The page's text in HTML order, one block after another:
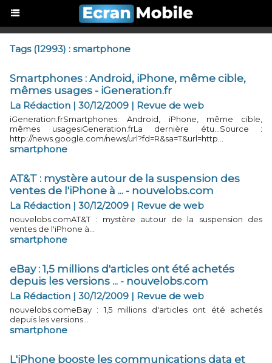
Tags (12993) : smartphone
Smartphones : Android, iPhone, même cible,
mêmes usages - iGeneration.fr
La Rédaction | 30/12/2009 | Revue de web
iGeneration.frSmartphones: Android, iPhone, même cible,
mêmes usagesiGeneration.frLa dernière étu...Source :
http://news.google.com/news/url?fd=R&sa=T&url=http...
smartphone
AT&T : mystère autour de la suspension des
ventes de l'iPhone à ... - nouvelobs.com
La Rédaction | 30/12/2009 | Revue de web
nouvelobs.comAT&T : mystère autour de la suspension des
ventes de l'iPhone à...
smartphone
eBay : 1,5 millions d'articles ont été achetés
depuis les versions ... - nouvelobs.com
La Rédaction | 30/12/2009 | Revue de web
nouvelobs.comeBay : 1,5 millions d'articles ont été achetés
depuis les versions...
smartphone
L'iPhone booste les communications data et